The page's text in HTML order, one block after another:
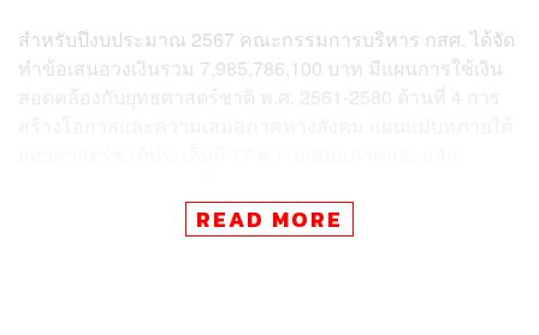
สำหรับปีงบประมาณ 2567 คณะกรรมการบริหาร กสศ. ได้จัด
ทำข้อเสนอวงเงินรวม 7,985,786,100 บาท มีแผนการใช้เงิน
สอดคล้องกับยุทธศาสตร์ชาติ พ.ศ. 2561-2580 ด้านที่ 4 การ
พัฒนาเศรษฐกิจและสังคมแห่งชาติฉบับที่ 13 พ.ศ. 2566-
2570 หมุดหมายที่ 9 ไทยมีความยากจนข้ามรุ่นลดลง คนไทย
READ MORE